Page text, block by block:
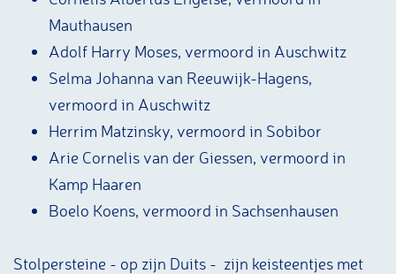
Mauthausen
Adolf Harry Moses, vermoord in Auschwitz
Selma Johanna van Reeuwijk-Hagens,
vermoord in Auschwitz
Herrim Matzinsky, vermoord in Sobibor
Arie Cornelis van der Giessen, vermoord in
Kamp Haaren
Boelo Koens, vermoord in Sachsenhausen
Stolpersteine - op zijn Duits - zijn keisteentjes met